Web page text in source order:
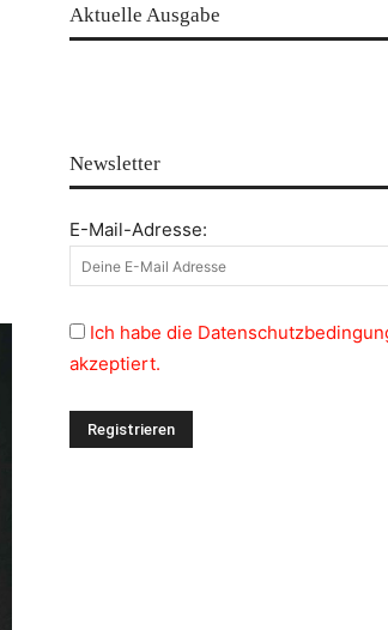
Aktuelle Ausgabe
Newsletter
E-Mail-Adresse:
Ich habe die
akzeptiert.